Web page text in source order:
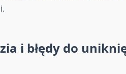
i błędy do